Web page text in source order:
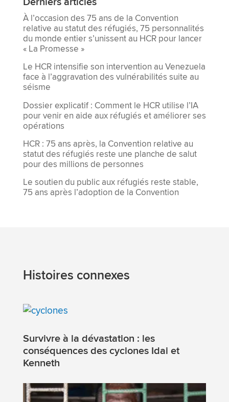
À l’occasion des 75 ans de la Convention
relative au statut des réfugiés, 75 personnalités
du monde entier s’unissent au HCR pour lancer
« La Promesse »
Le HCR intensifie son intervention au Venezuela
face à l’aggravation des vulnérabilités suite au
séisme
Dossier explicatif : Comment le HCR utilise l’IA
pour venir en aide aux réfugiés et améliorer ses
opérations
HCR : 75 ans après, la Convention relative au
statut des réfugiés reste une planche de salut
pour des millions de personnes
Le soutien du public aux réfugiés reste stable,
75 ans après l’adoption de la Convention
Histoires connexes
Survivre à la dévastation : les
conséquences des cyclones Idai et
Kenneth